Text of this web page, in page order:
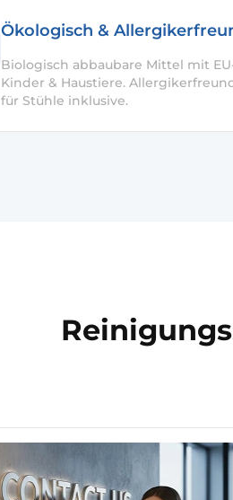
Ökologisch &
Biologisch abbaubare Mittel mit
Kinder & Haustiere.
für Stühle inklusive.